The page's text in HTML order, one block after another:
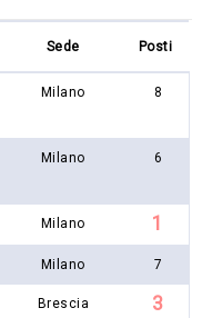
Sede Posti
Milano 8
Milano 6
Milano 1
Milano 7
Brescia 3